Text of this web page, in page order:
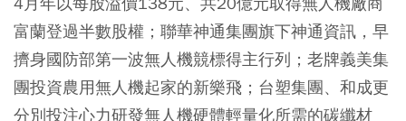
富蘭登過半數股權；聯華神通集團旗下神通資訊，早
擠身國防部第一波無人機競標得主行列；老牌義美集
團投資農用無人機起家的新樂飛；台塑集團、和成更
分別投注心力研發無人機硬體輕量化所需的碳纖材